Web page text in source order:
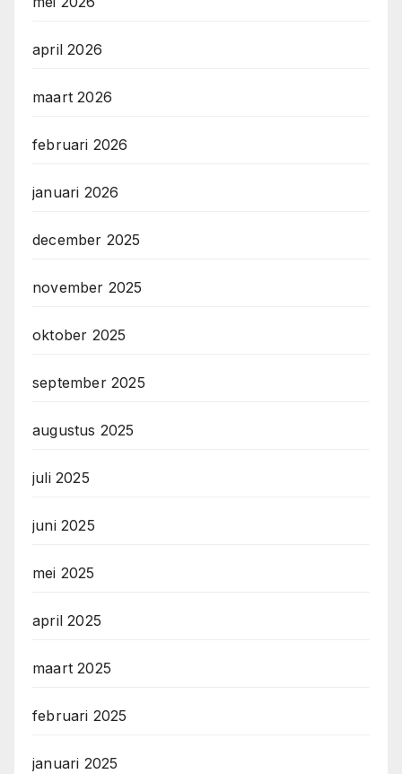
april 2026
maart 2026
februari 2026
januari 2026
december 2025
november 2025
oktober 2025
september 2025
augustus 2025
juli 2025
juni 2025
mei 2025
april 2025
maart 2025
februari 2025
januari 2025